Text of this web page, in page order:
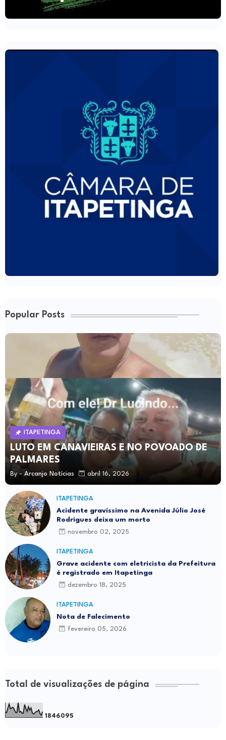
Popular Posts
ITAPETINGA
LUTO EM CANAVIEIRAS E NO POVOADO DE
PALMARES
By - Arcanjo Notícias abril 16, 2026
ITAPETINGA
Acidente gravíssimo na Avenida Júlio José
Rodrigues deixa um morto
novembro 02, 2025
ITAPETINGA
Grave acidente com eletricista da Prefeitura
é registrado em Itapetinga
dezembro 18, 2025
ITAPETINGA
Nota de Falecimento
fevereiro 05, 2026
Total de visualizações de página
1 846095